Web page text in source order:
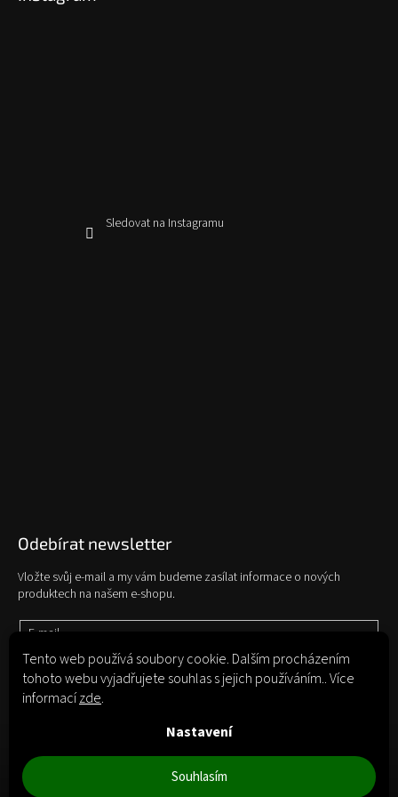
Tento web používá soubory cookie. Dalším procházením
tohoto webu vyjadřujete souhlas s jejich používáním.. Více
informacízde.
Nastavení
Souhlasím
Sledovat na Instagramu
Odebírat newsletter
Vložte svůj e-mail a my vám budeme zasílat informace o nových
produktech na našem e-shopu.
E-mail
Vložením e-mailu souhlasíte spodmínkami ochrany osobních údajů